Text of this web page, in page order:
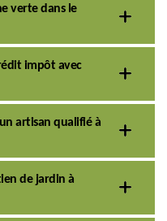
verte dans le
impôt avec
artisan qualifié à
de jardin à